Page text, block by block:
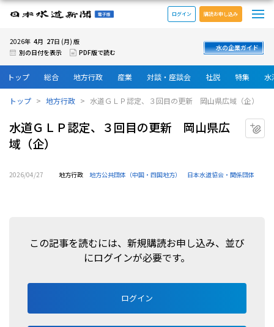
日本水道新聞 電子版
ログイン 購読お申し込み
2026年 4月 27日 (月) 版
別の日付を表示
PDF版で読む
水の企業ガイド
トップ 総合 地方行政 産業 対談・座談会 社説 特集 水
トップ 地方行政 水道ＧＬＰ認定、３回目の更新 岡山県広域（企）
水道ＧＬＰ認定、３回目の更新 岡山県広
域（企）
2026/04/27 地方行政 地方公共団体（中国・四国地方） 日本水道協会・関係団体
この記事を読むには、新規購読お申し込み、並び
にログインが必要です。
ログイン